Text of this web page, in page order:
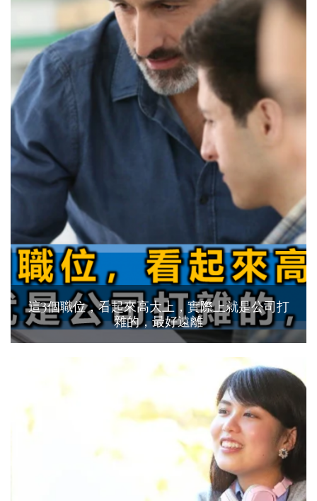
這3個職位，看起來高大上，實際上就是公司打
雜的，最好遠離